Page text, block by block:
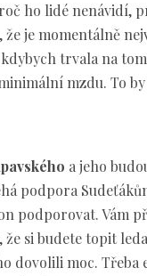
ho lidé nenávidí,
je momentálně
trvala na
mzdu. To
a jeho
podpora
podporovat. Vám
že si budete topit
dovolili moc.